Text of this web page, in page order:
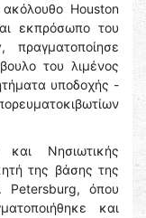
Houston
εκπρόσωπο του
πραγματοποίησε
του λιμένος
υποδοχής -
Νησιωτικής
της βάσης της
Petersburg, όπου
και